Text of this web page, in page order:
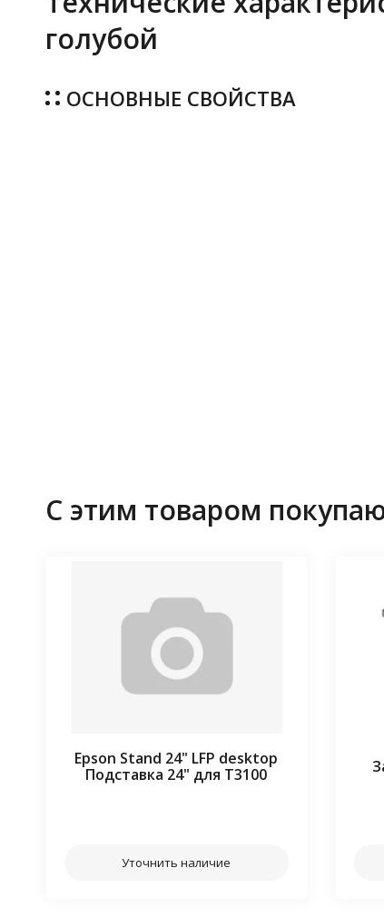
голубой
ОСНОВНЫЕ СВОЙСТВА
С этим товаром
Epson Stand 24" LFP desktop
Подставка 24" для T3100
Уточнить наличие